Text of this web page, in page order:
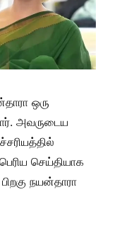
ஒரு
அவருடைய
செய்தியாக
நயன்தாரா